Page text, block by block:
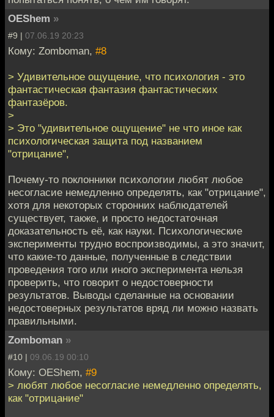
OEShem »
#9 | 07.06.19 20:23
Кому: Zomboman, #8
> Удивительное ощущение, что психология - это
фантастическая фантазия фантастических
фантазёров.
>
> Это "удивительное ощущение" не что иное как
психологическая защита под названием
"отрицание",
Почему-то поклонники психологии любят любое
несогласие немедленно определять, как "отрицание",
хотя для некоторых сторонних наблюдателей
существует, также, и просто недостаточная
доказательность её, как науки. Психологические
эксперименты трудно воспроизводимы, а это значит,
что какие-то данные, полученные в следствии
проведения того или иного эксперимента нельзя
проверить, что говорит о недостоверности
результатов. Выводы сделанные на основании
недостоверных результатов вряд ли можно назвать
правильными.
Zomboman »
#10 | 09.06.19 00:10
Кому: OEShem, #9
> любят любое несогласие немедленно определять,
как "отрицание"